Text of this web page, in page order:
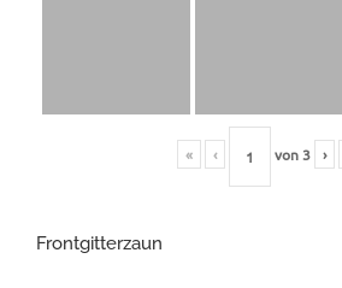
« ‹ von3 ›
Frontgitterzaun